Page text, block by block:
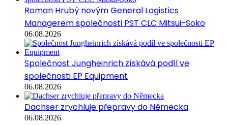
Roman Hrubý novým General Logistics
Managerem společnosti PST CLC Mitsui-Soko
06.08.2026
Společnost Jungheinrich získává podíl ve
společnosti EP Equipment
06.08.2026
Dachser zrychluje přepravy do Německa
06.08.2026